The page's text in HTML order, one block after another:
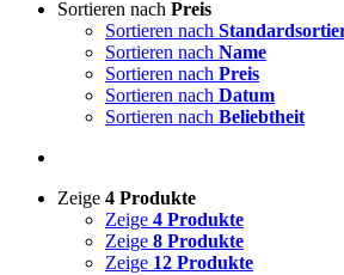
Sortieren nach Preis
Sortieren nach
Sortieren nach Name
Sortieren nach Preis
Sortieren nach Datum
Sortieren nach Beliebtheit
Zeige 4 Produkte
Zeige 4 Produkte
Zeige 8 Produkte
Zeige 12 Produkte